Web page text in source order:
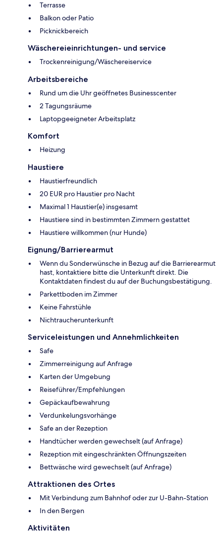
Terrasse
Balkon oder Patio
Picknickbereich
Wäschereieinrichtungen- und service
Trockenreinigung/Wäschereiservice
Arbeitsbereiche
Rund um die Uhr geöffnetes Businesscenter
2 Tagungsräume
Laptopgeeigneter Arbeitsplatz
Komfort
Heizung
Haustiere
Haustierfreundlich
20 EUR pro Haustier pro Nacht
Maximal 1 Haustier(e) insgesamt
Haustiere sind in bestimmten Zimmern gestattet
Haustiere willkommen (nur Hunde)
Eignung/Barrierearmut
Wenn du Sonderwünsche in Bezug auf die Barrierearmut
hast, kontaktiere bitte die Unterkunft direkt. Die
Kontaktdaten findest du auf der Buchungsbestätigung.
Parkettboden im Zimmer
Keine Fahrstühle
Nichtraucherunterkunft
Serviceleistungen und Annehmlichkeiten
Safe
Zimmerreinigung auf Anfrage
Karten der Umgebung
Reiseführer/Empfehlungen
Gepäckaufbewahrung
Verdunkelungsvorhänge
Safe an der Rezeption
Handtücher werden gewechselt (auf Anfrage)
Rezeption mit eingeschränkten Öffnungszeiten
Bettwäsche wird gewechselt (auf Anfrage)
Attraktionen des Ortes
Mit Verbindung zum Bahnhof oder zur U-Bahn-Station
In den Bergen
Aktivitäten